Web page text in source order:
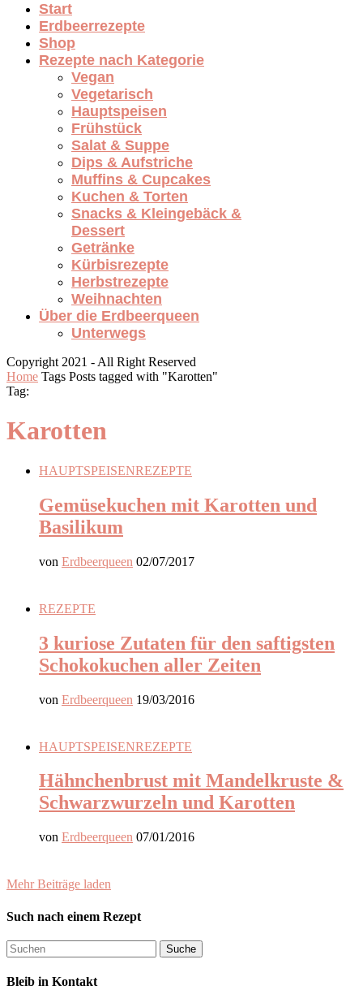
Start
Erdbeerrezepte
Shop
Rezepte nach Kategorie
Vegan
Vegetarisch
Hauptspeisen
Frühstück
Salat & Suppe
Dips & Aufstriche
Muffins & Cupcakes
Kuchen & Torten
Snacks & Kleingebäck &
Dessert
Getränke
Kürbisrezepte
Herbstrezepte
Weihnachten
Über die Erdbeerqueen
Unterwegs
Copyright 2021 - All Right Reserved
Home Tags Posts tagged with "Karotten"
Tag:
Karotten
HAUPTSPEISENREZEPTE
Gemüsekuchen mit Karotten und
Basilikum
von Erdbeerqueen 02/07/2017
REZEPTE
3 kuriose Zutaten für den saftigsten
Schokokuchen aller Zeiten
von Erdbeerqueen 19/03/2016
HAUPTSPEISENREZEPTE
Hähnchenbrust mit Mandelkruste &
Schwarzwurzeln und Karotten
von Erdbeerqueen 07/01/2016
Mehr Beiträge laden
Such nach einem Rezept
Bleib in Kontakt